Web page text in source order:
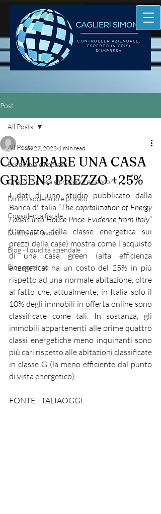
Post
All Posts
Economia e imprese
Crisi d'impresa e procedure concors
Diritto societario e privato
Consulenza fiscale
Diritto del lavoro
Blog - liquidità aziendale
Blog generico
All Posts
COMPRARE UNA CASA
GREEN? PREZZO +25%
.
Nov 27, 2023 1 min read
I dati di uno studio pubblicato dalla
Banca d'Italia “The capitalization of Energy
Labels into House Price. Evidence from Italy”
(L'impatto della classe energetica sui
prezzi delle case) mostra come l'acquisto
di una casa green (alta efficienza
energetica) ha un costo del 25% in più
rispetto ad una normale abitazione, oltre
al fatto che, attualmente, in Italia solo il
10% degli immobili in offerta online sono
classificate come tali. In sostanza, gli
immobili appartenenti alle prime quattro
classi energetiche meno inquinanti sono
più cari rispetto alle abitazioni classificate
in classe G (la meno efficiente dal punto
di vista energetico).
FONTE: ITALIAOGGI